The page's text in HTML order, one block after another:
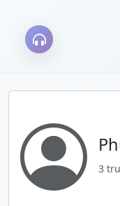
3